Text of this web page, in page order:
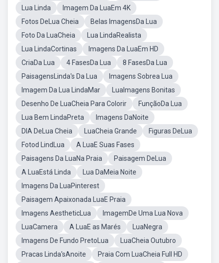
Lua Linda
Imagem Da LuaEm 4K
Fotos DeLua Cheia
Belas ImagensDa Lua
Foto Da LuaCheia
Lua LindaRealista
Lua LindaCortinas
Imagens Da LuaEm HD
CriaDa Lua
4 FasesDa Lua
8 FasesDa Lua
PaisagensLinda's Da Lua
Imagens Sobrea Lua
Imagem Da Lua LindaMar
LuaImagens Bonitas
Desenho De LuaCheia Para Colorir
FunçãoDa Lua
Lua Bem LindaPreta
Imagens DaNoite
DIA DeLua Cheia
LuaCheia Grande
Figuras DeLua
Fotod LindLua
A LuaE Suas Fases
Paisagens Da LuaNa Praia
Paisagem DeLua
A LuaEstá Linda
Lua DaMeia Noite
Imagens Da LuaPinterest
Paisagem Apaixonada LuaE Praia
Imagens AestheticLua
ImagemDe Uma Lua Nova
LuaCamera
A LuaE as Marés
LuaNegra
Imagens De Fundo PretoLua
LuaCheia Outubro
Pracas Linda'sAnoite
Praia Com LuaCheia Full HD